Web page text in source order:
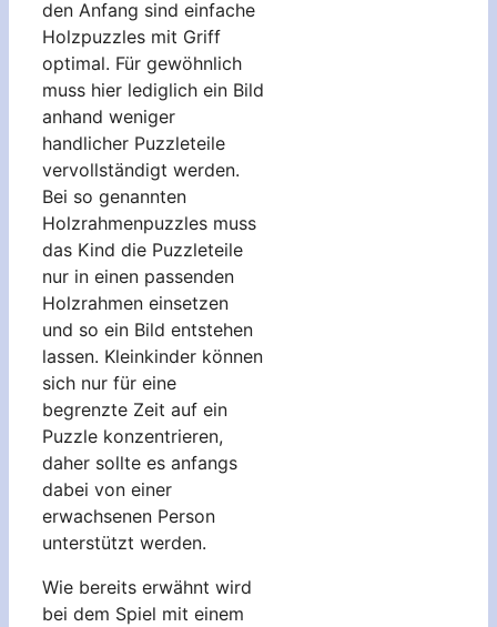
den Anfang sind einfache
Holzpuzzles mit Griff
optimal. Für gewöhnlich
muss hier lediglich ein Bild
anhand weniger
handlicher Puzzleteile
vervollständigt werden.
Bei so genannten
Holzrahmenpuzzles muss
das Kind die Puzzleteile
nur in einen passenden
Holzrahmen einsetzen
und so ein Bild entstehen
lassen. Kleinkinder können
sich nur für eine
begrenzte Zeit auf ein
Puzzle konzentrieren,
daher sollte es anfangs
dabei von einer
erwachsenen Person
unterstützt werden.
Wie bereits erwähnt wird
bei dem Spiel mit einem